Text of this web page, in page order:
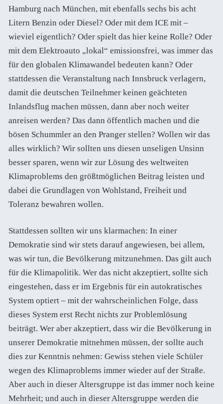
Hamburg nach München, mit ebenfalls sechs bis acht
Litern Benzin oder Diesel? Oder mit dem ICE mit –
wieviel eigentlich? Oder spielt das hier keine Rolle? Oder
mit dem Elektroauto „lokal“ emissionsfrei, was immer das
für den globalen Klimawandel bedeuten kann? Oder
stattdessen die Veranstaltung nach Innsbruck verlagern,
damit die deutschen Teilnehmer keinen geächteten
Inlandsflug machen müssen, dann aber noch weiter
anreisen werden? Das dann öffentlich machen und die
bösen Schummler an den Pranger stellen? Wollen wir das
alles wirklich? Wir sollten uns diesen unseligen Unsinn
besser sparen, wenn wir zur Lösung des weltweiten
Klimaproblems den größtmöglichen Beitrag leisten und
dabei die Grundlagen von Wohlstand, Freiheit und
Toleranz bewahren wollen.
Stattdessen sollten wir uns klarmachen: In einer
Demokratie sind wir stets darauf angewiesen, bei allem,
was wir tun, die Bevölkerung mitzunehmen. Das gilt auch
für die Klimapolitik. Wer das nicht akzeptiert, sollte sich
eingestehen, dass er im Ergebnis für ein autokratisches
System optiert – mit der wahrscheinlichen Folge, dass
dieses System erst Recht nichts zur Problemlösung
beiträgt. Wer aber akzeptiert, dass wir die Bevölkerung in
unserer Demokratie mitnehmen müssen, der sollte auch
dies zur Kenntnis nehmen: Gewiss stehen viele Schüler
wegen des Klimaproblems immer wieder auf der Straße.
Aber auch in dieser Altersgruppe ist das immer noch keine
Mehrheit; und auch in dieser Altersgruppe werden die